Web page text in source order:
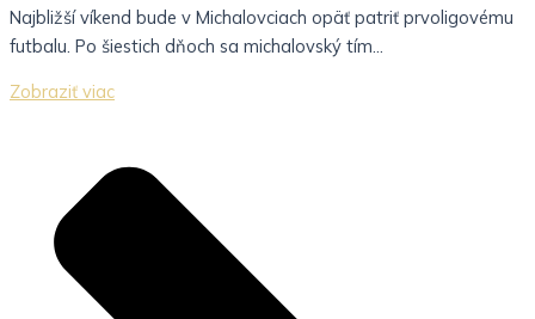
Najbližší víkend bude v Michalovciach opäť patriť prvoligovému
futbalu. Po šiestich dňoch sa michalovský tím...
Zobraziť viac